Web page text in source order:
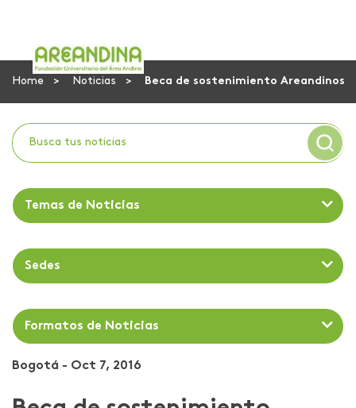
Home Noticias Beca de sostenimiento Areandinos
Temas de Noticias
Sedes
Formatos de Noticias
Bogotá - Oct 7, 2016